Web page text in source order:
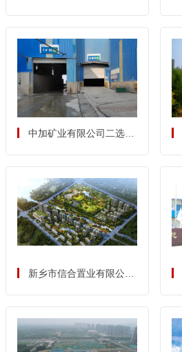
中加矿业有限公司二选厂
新乡市信合置业有限公司